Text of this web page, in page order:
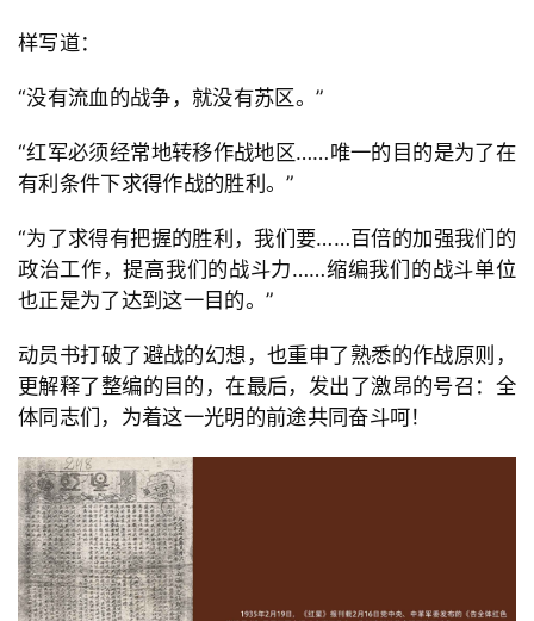
专
列
快
讯
更
页
面
样写道：
“没有流血的战争，就没有苏区。”
“红军必须经常地转移作战地区……唯一的目的是为了在
有利条件下求得作战的胜利。”
“为了求得有把握的胜利，我们要……百倍的加强我们的
政治工作，提高我们的战斗力……缩编我们的战斗单位
也正是为了达到这一目的。 ”
动员书打破了避战的幻想，也重申了熟悉的作战原则，
更解释了整编的目的，在最后，发出了激昂的号召：全
体同志们，为着这一光明的前途共同奋斗呵！